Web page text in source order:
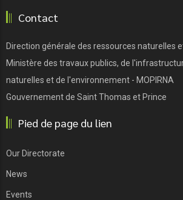
Contact
Direction générale des ressources naturelles
Ministère des travaux publics, de
naturelles et de l'environnement - MOPIRNA
Gouvernement de Saint Thomas et Prince
Pied de page du lien
Our Directorate
News
Events